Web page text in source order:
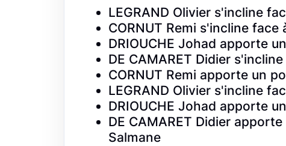
LEGRAND Olivier s'incline
CORNUT Remi s'incline face
DRIOUCHE Johad apporte
DE CAMARET Didier
CORNUT Remi apporte un
LEGRAND Olivier s'incline
DRIOUCHE Johad apporte
DE CAMARET Didier
Salmane